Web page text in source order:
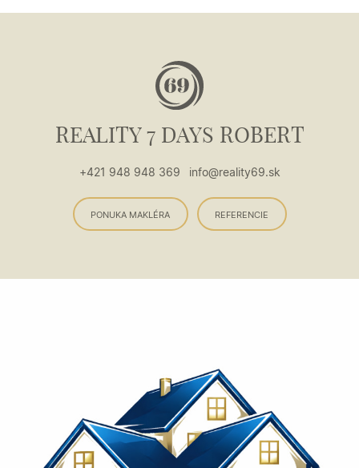
REALITY 7 DAYS ROBERT
+421 948 948 369 info@reality69.sk
PONUKA MAKLÉRA REFERENCIE